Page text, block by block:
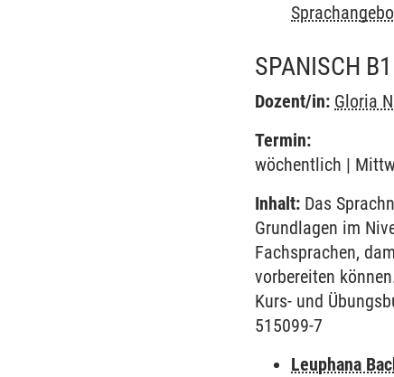
SPANISCH
Dozent/in: Gloria
Termin:
wöchentlich |
Inhalt: Das
Grundlagen im
Fachsprachen,
vorbereiten
Kurs- und
515099-7
Leuphana